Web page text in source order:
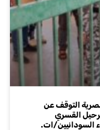
التوقف عن
القسري
السودانيين/ات.